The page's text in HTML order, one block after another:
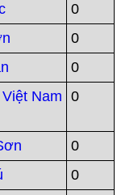
0
0
0
Nam
0
0
0